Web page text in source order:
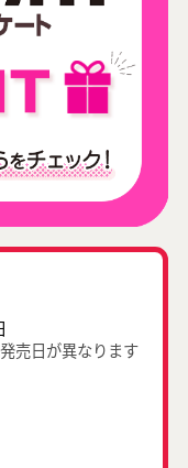
売日が異なります